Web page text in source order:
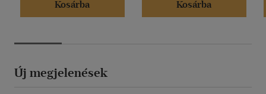
Kosárba
Kosárba
Új megjelenések